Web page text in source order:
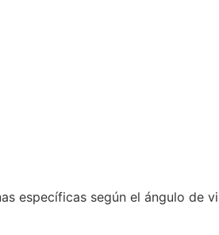
específicas según el ángulo de